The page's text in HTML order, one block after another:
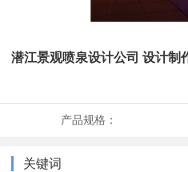
潜江景观喷泉设计公司 设计制
产品规格：
关键词